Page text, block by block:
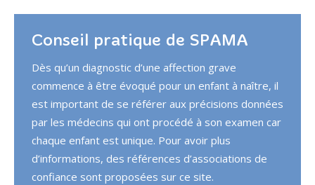
Conseil pratique de SPAMA
Dès qu’un diagnostic d’une affection grave
commence à être évoqué pour un enfant à naître, il
est important de se référer aux précisions données
par les médecins qui ont procédé à son examen car
chaque enfant est unique. Pour avoir plus
d’informations, des références d’associations de
confiance sont proposées sur ce site.